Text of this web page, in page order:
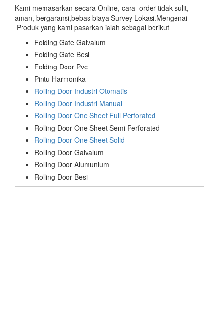
Kami memasarkan secara Online, cara order tidak sulit,
aman, bergaransi,bebas biaya Survey Lokasi.Mengenai
Produk yang kami pasarkan ialah sebagai berikut
Folding Gate Galvalum
Folding Gate Besi
Folding Door Pvc
Pintu Harmonika
Rolling Door Industri Otomatis
Rolling Door Industri Manual
Rolling Door One Sheet Full Perforated
Rolling Door One Sheet Semi Perforated
Rolling Door One Sheet Solid
Rolling Door Galvalum
Rolling Door Alumunium
Rolling Door Besi